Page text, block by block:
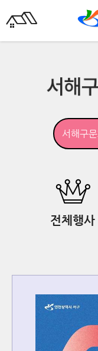
전체행사